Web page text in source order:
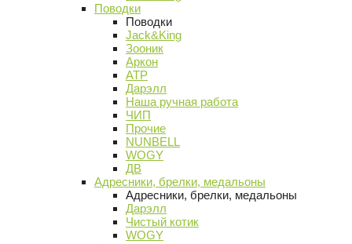
Поводки
Поводки
Jack&King
Зооник
Аркон
АТР
Дарэлл
Наша ручная работа
ЧИП
Прочие
NUNBELL
WOGY
ДВ
Адресники, брелки, медальоны
Адресники, брелки, медальоны
Дарэлл
Чистый котик
WOGY